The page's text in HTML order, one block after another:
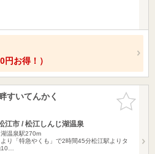
お得！）
お気に入
りに追加
すいてんかく
江市 / 松江しんじ湖温泉
温泉駅270m
より「特急やくも」で2時間45分松江駅よりタ